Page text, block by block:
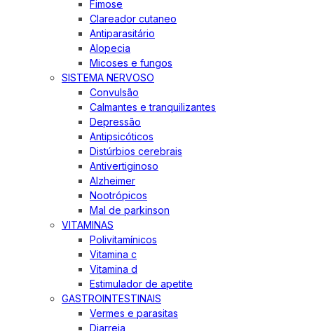
Fimose
Clareador cutaneo
Antiparasitário
Alopecia
Micoses e fungos
SISTEMA NERVOSO
Convulsão
Calmantes e tranquilizantes
Depressão
Antipsicóticos
Distúrbios cerebrais
Antivertiginoso
Alzheimer
Nootrópicos
Mal de parkinson
VITAMINAS
Polivitamínicos
Vitamina c
Vitamina d
Estimulador de apetite
GASTROINTESTINAIS
Vermes e parasitas
Diarreia